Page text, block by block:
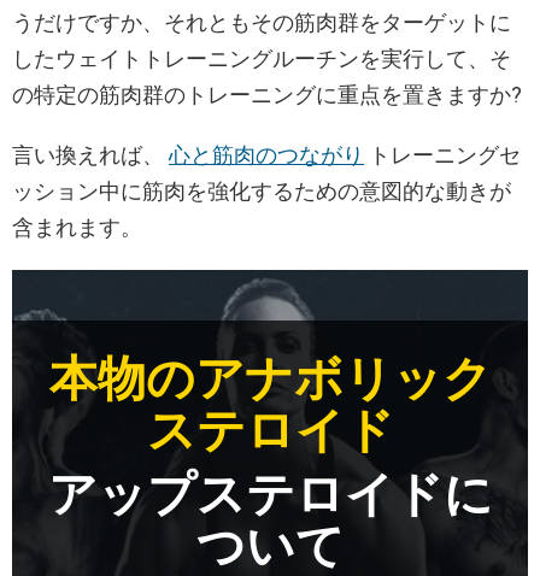
うだけですか、それともその筋肉群をターゲットに
したウェイトトレーニングルーチンを実行して、そ
の特定の筋肉群のトレーニングに重点を置きますか?
言い換えれば、心と筋肉のつながり
トレーニングセ
ッション中に筋肉を強化するための意図的な動きが
含まれます。
本物のアナボリック
ステロイド
アップステロイドに
ついて